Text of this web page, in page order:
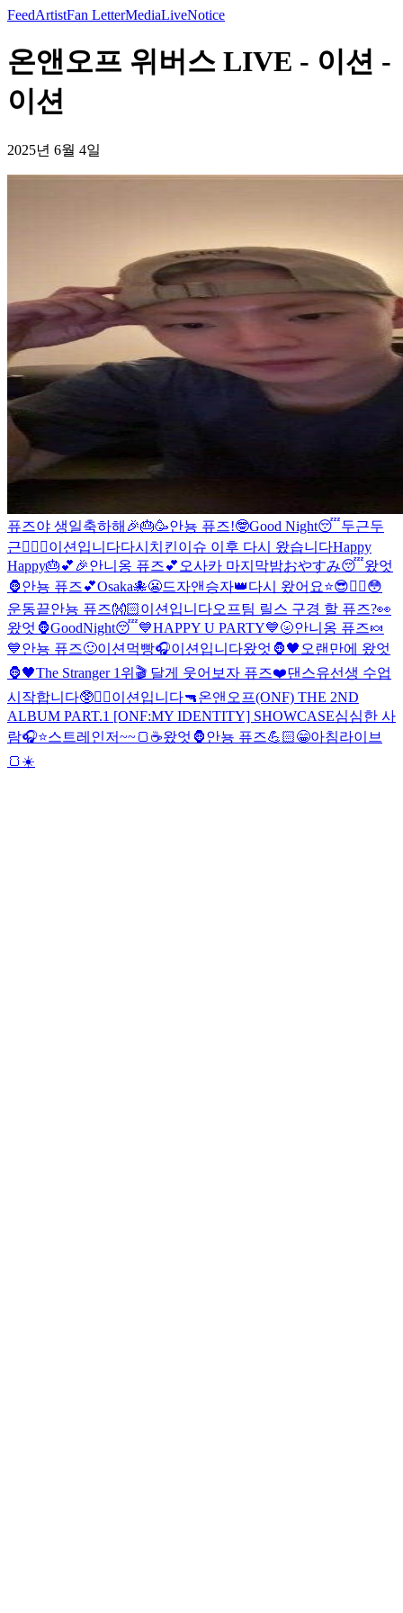
FeedArtistFan LetterMediaLiveNotice
온앤오프 위버스 LIVE - 이션 -
이션
2025년 6월 4일
퓨즈야 생일축하해🎉🎂🥳안뇽 퓨즈!🤓Good Night😴두근두
근❤️‍🔥 😬이션입니다다시 치킨이슈 이후 다시 왔습니다Happy
Happy🎂💕🎉안니옹 퓨즈💕 오사카 마지막밤おやすみ😴왔엇
🦍안뇽 퓨즈💕Osaka🐙😬드자앤승자👑다시 왔어요⭐️😎❤️‍🔥😳
운동끝안뇽 퓨즈👐🏻이션입니다오프팀 릴스 구경 할 퓨즈?👀
왔엇🦍GoodNight😴💙HAPPY U PARTY💙🌝안니옹 퓨즈🍬
💙안뇽 퓨즈🙂이션먹빵🎧이션입니다왔엇🦍🖤 오랜만에 왔엇
🦍🖤The Stranger 1위🎬 달게 웃어보자 퓨즈❤️댄스유선생 수업
시작합니다🥸❤️‍🔥이션입니다🔫온앤오프(ONF) THE 2ND
ALBUM PART.1 [ONF:MY IDENTITY] SHOWCASE심심한 사
람🎧⭐️스트레인저~~🍞☕️왔엇🦍안뇽 퓨즈💪🏻😁아침라이브
🍞☀️